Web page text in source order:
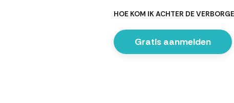
HOE KOM IK ACHTER DE
Gratis aanmelden